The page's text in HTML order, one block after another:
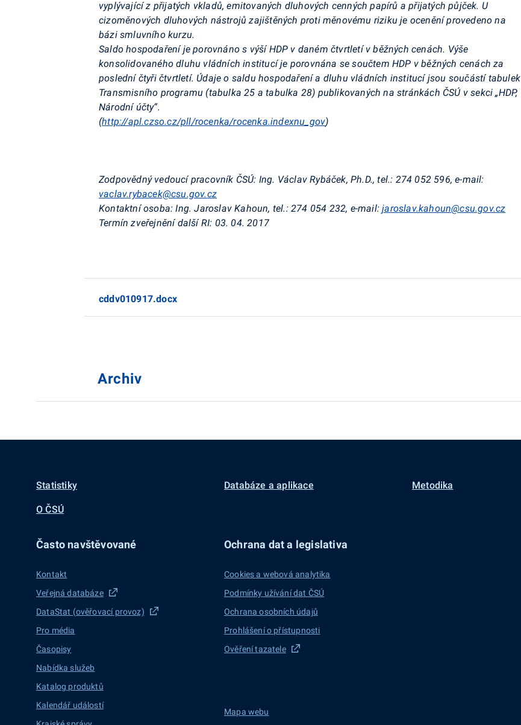
vyplývající z přijatých vkladů, emitovaných dluhových cenných papírů a přijatých půjček. U
cizoměnových dluhových nástrojů zajištěných proti měnovému riziku je ocenění provedeno na
bázi smluvního kurzu.
Saldo hospodaření je porovnáno s výší HDP v daném čtvrtletí v běžných cenách. Výše
konsolidovaného dluhu vládních institucí je porovnána se součtem HDP v běžných cenách za
poslední čtyři čtvrtletí. Údaje o saldu hospodaření a dluhu vládních institucí jsou součástí tabulek
Transmisního programu (tabulka 25 a tabulka 28) publikovaných na stránkách ČSÚ v sekci „HDP,
Národní účty“.
(http://apl.czso.cz/pll/rocenka/rocenka.indexnu_gov)
Zodpovědný vedoucí pracovník ČSÚ: Ing. Václav Rybáček, Ph.D., tel.: 274 052 596, e-mail:
vaclav.rybacek@csu.gov.cz
Kontaktní osoba:Ing. Jaroslav Kahoun, tel.: 274 054 232, e-mail:jaroslav.kahoun@csu.gov.cz
Termín zveřejnění další RI: 03. 04. 2017
cddv010917.docx
Archiv
Statistiky Databáze a aplikace Metodika
O ČSÚ
Často navštěvované
Kontakt
Veřejná databáze
DataStat (ověřovací provoz)
Pro média
Časopisy
Nabídka služeb
Katalog produktů
Kalendář událostí
Ochrana dat a legislativa
Cookies a webová analytika
Podmínky užívání dat ČSÚ
Ochrana osobních údajů
Prohlášení o přístupnosti
Ověření tazatele
Mapa webu